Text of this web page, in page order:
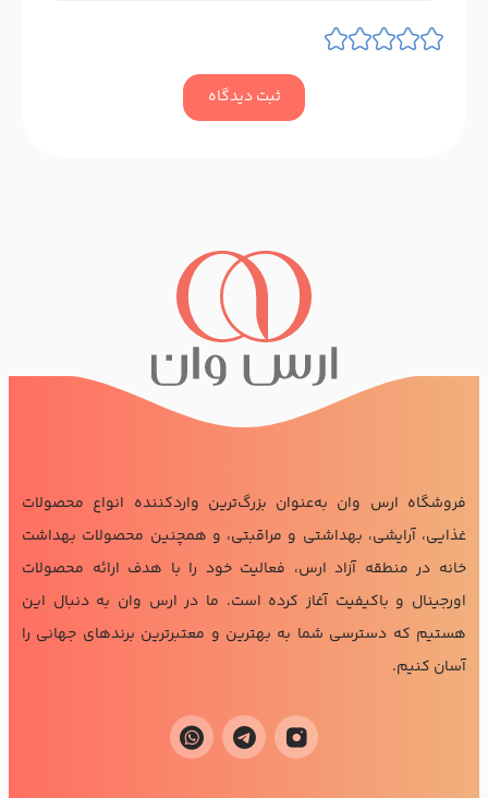
ثبت دیدگاه
فروشگاه ارس وان به‌عنوان بزرگ‌ترین واردکننده انواع محصولات
غذایی، آرایشی، بهداشتی و مراقبتی، و همچنین محصولات بهداشت
خانه در منطقه آزاد ارس، فعالیت خود را با هدف ارائه محصولات
اورجینال و باکیفیت آغاز کرده است. ما در ارس وان به دنبال این
هستیم که دسترسی شما به بهترین و معتبرترین برندهای جهانی را
آسان کنیم.